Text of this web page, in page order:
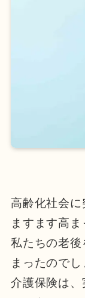
高齢化社会
ますます高ま
私たちの老
まったのでし
介護保険は